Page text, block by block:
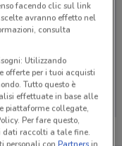
pubblicato
più tardi.
facendo clic sul link
avranno effetto nel
consulta
Utilizzando
offerte per i tuoi acquisti
Tutto questo è
effettuate in base alle
piattaforme collegate,
Per fare questo,
dati raccolti a tale fine.